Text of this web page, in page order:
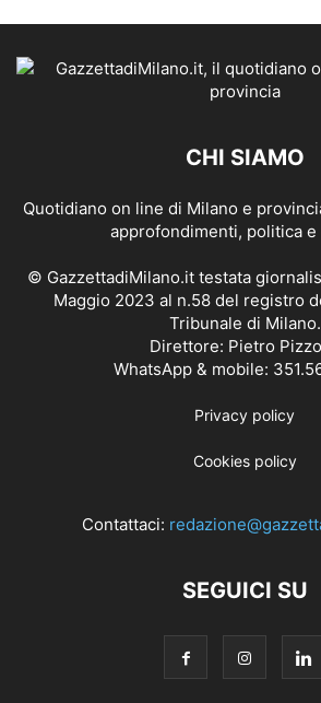
CHI SIAMO
Quotidiano on line di Milano e
approfondimenti, politica e
© GazzettadiMilano.it testata
Maggio 2023 al n.58 del registro
Tribunale di Milano.
Direttore: Pietro
WhatsApp & mobile:
Privacy policy
Cookies policy
Contattaci:
SEGUICI SU